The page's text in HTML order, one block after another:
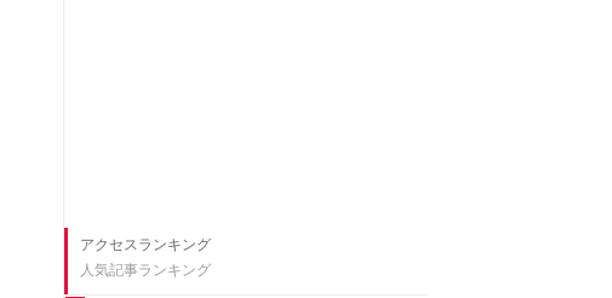
アクセスランキング
人気記事ランキング